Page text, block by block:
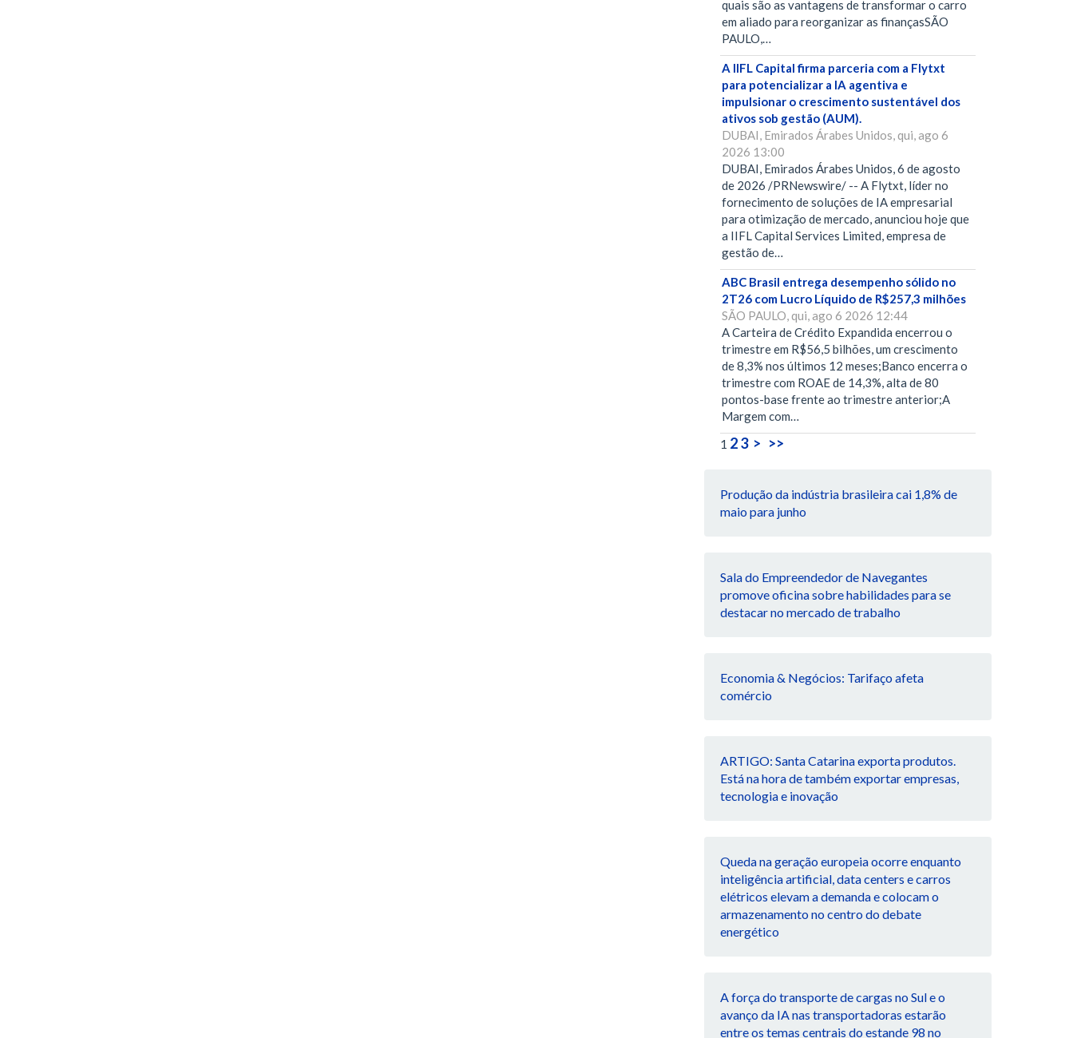
quais são as vantagens de transformar o carro
em aliado para reorganizar as finançasSÃO
PAULO,…
A IIFL Capital firma parceria com a Flytxt
para potencializar a IA agentiva e
impulsionar o crescimento sustentável dos
ativos sob gestão (AUM).
DUBAI, Emirados Árabes Unidos, qui, ago 6
2026 13:00
DUBAI, Emirados Árabes Unidos, 6 de agosto
de 2026 /PRNewswire/ -- A Flytxt, líder no
fornecimento de soluções de IA empresarial
para otimização de mercado, anunciou hoje que
a IIFL Capital Services Limited, empresa de
gestão de…
ABC Brasil entrega desempenho sólido no
2T26 com Lucro Líquido de R$257,3 milhões
SÃO PAULO, qui, ago 6 2026 12:44
A Carteira de Crédito Expandida encerrou o
trimestre em R$56,5 bilhões, um crescimento
de 8,3% nos últimos 12 meses;Banco encerra o
trimestre com ROAE de 14,3%, alta de 80
pontos-base frente ao trimestre anterior;A
Margem com…
1 23 > >>
Produção da indústria brasileira cai 1,8% de
maio para junho
Sala do Empreendedor de Navegantes
promove oficina sobre habilidades para se
destacar no mercado de trabalho
Economia & Negócios: Tarifaço afeta
comércio
ARTIGO: Santa Catarina exporta produtos.
Está na hora de também exportar empresas,
tecnologia e inovação
Queda na geração europeia ocorre enquanto
inteligência artificial, data centers e carros
elétricos elevam a demanda e colocam o
armazenamento no centro do debate
energético
A força do transporte de cargas no Sul e o
avanço da IA nas transportadoras estarão
entre os temas centrais do estande 98 no